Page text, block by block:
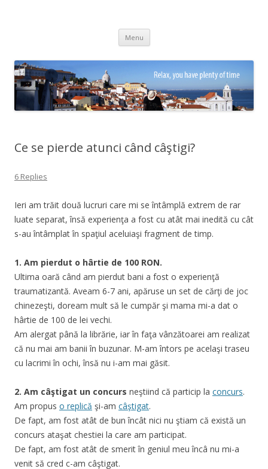
Menu Skip
content
Ce se pierde atunci când câştigi?
6 Replies
Ieri am trăit două lucruri care mi se întâmplă extrem de rar
luate separat, însă experienţa a fost cu atât mai inedită cu cât
s-au întâmplat în spaţiul aceluiaşi fragment de timp.
1. Am pierdut o hârtie de 100 RON.
Ultima oară când am pierdut bani a fost o experienţă
traumatizantă. Aveam 6-7 ani, apăruse un set de cărţi de joc
chinezeşti, doream mult să le cumpăr şi mama mi-a dat o
hârtie de 100 de lei vechi.
Am alergat până la librărie, iar în faţa vânzătoarei am realizat
că nu mai am banii în buzunar. M-am întors pe acelaşi traseu
cu lacrimi în ochi, însă nu i-am mai găsit.
2. Am câştigat un concurs neştiind că particip la concurs.
Am propus o replică şi-am câştigat.
De fapt, am fost atât de bun încât nici nu ştiam că există un
concurs ataşat chestiei la care am participat.
De fapt, am fost atât de smerit în geniul meu încâ nu mi-a
venit să cred c-am câştigat.